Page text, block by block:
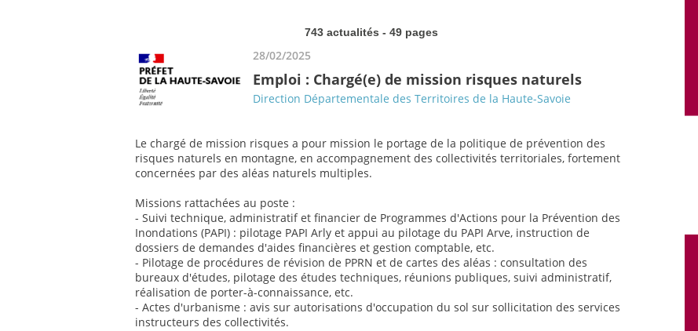
743 actualités - 49 pages
28/02/2025
Emploi : Chargé(e) de mission risques naturels
Direction Départementale des Territoires de la Haute-Savoie
Le chargé de mission risques a pour mission le portage de la politique de prévention des
risques naturels en montagne, en accompagnement des collectivités territoriales, fortement
concernées par des aléas naturels multiples.
Missions rattachées au poste :
- Suivi technique, administratif et financier de Programmes d'Actions pour la Prévention des
Inondations (PAPI) : pilotage PAPI Arly et appui au pilotage du PAPI Arve, instruction de
dossiers de demandes d'aides financières et gestion comptable, etc.
- Pilotage de procédures de révision de PPRN et de cartes des aléas : consultation des
bureaux d'études, pilotage des études techniques, réunions publiques, suivi administratif,
réalisation de porter-à-connaissance, etc.
- Actes d'urbanisme : avis sur autorisations d'occupation du sol sur sollicitation des services
instructeurs des collectivités.